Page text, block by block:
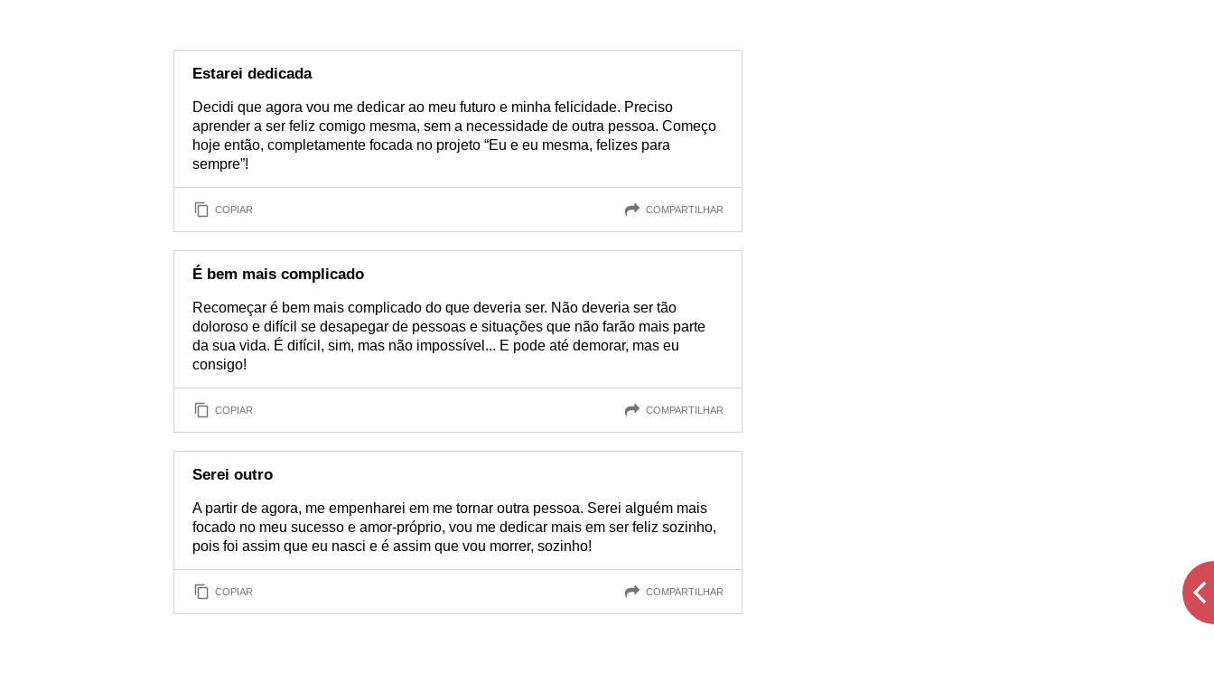
Estarei dedicada
Decidi que agora vou me dedicar ao meu futuro e minha felicidade. Preciso
aprender a ser feliz comigo mesma, sem a necessidade de outra pessoa. Começo
hoje então, completamente focada no projeto “Eu e eu mesma, felizes para
sempre”!
COPIAR COMPARTILHAR
É bem mais complicado
Recomeçar é bem mais complicado do que deveria ser. Não deveria ser tão
doloroso e difícil se desapegar de pessoas e situações que não farão mais parte
da sua vida. É difícil, sim, mas não impossível... E pode até demorar, mas eu
consigo!
COPIAR COMPARTILHAR
Serei outro
A partir de agora, me empenharei em me tornar outra pessoa. Serei alguém mais
focado no meu sucesso e amor-próprio, vou me dedicar mais em ser feliz sozinho,
pois foi assim que eu nasci e é assim que vou morrer, sozinho!
COPIAR COMPARTILHAR